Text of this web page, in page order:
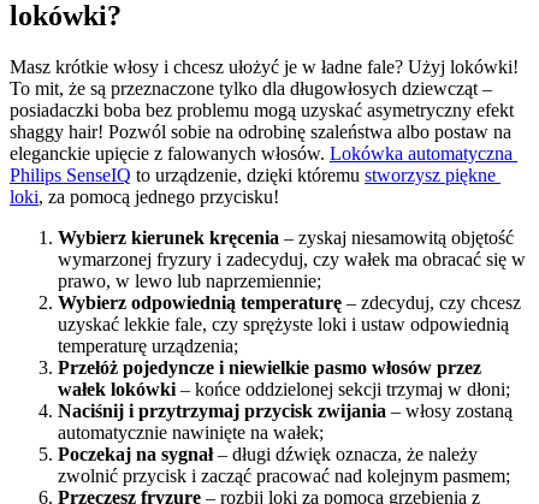
lokówki?
Masz krótkie włosy i chcesz ułożyć je w ładne fale? Użyj lokówki!
To mit, że są przeznaczone tylko dla długowłosych dziewcząt –
posiadaczki boba bez problemu mogą uzyskać asymetryczny efekt
shaggy hair! Pozwól sobie na odrobinę szaleństwa albo postaw na
eleganckie upięcie z falowanych włosów. Lokówka automatyczna
Philips SenseIQ to urządzenie, dzięki któremu stworzysz piękne
loki, za pomocą jednego przycisku!
Wybierz kierunek kręcenia – zyskaj niesamowitą objętość
wymarzonej fryzury i zadecyduj, czy wałek ma obracać się w
prawo, w lewo lub naprzemiennie;
Wybierz odpowiednią temperaturę – zdecyduj, czy chcesz
uzyskać lekkie fale, czy sprężyste loki i ustaw odpowiednią
temperaturę urządzenia;
Przełóż pojedyncze i niewielkie pasmo włosów przez
wałek lokówki – końce oddzielonej sekcji trzymaj w dłoni;
Naciśnij i przytrzymaj przycisk zwijania – włosy zostaną
automatycznie nawinięte na wałek;
Poczekaj na sygnał – długi dźwięk oznacza, że należy
zwolnić przycisk i zacząć pracować nad kolejnym pasmem;
Przeczesz fryzurę – rozbij loki za pomocą grzebienia z